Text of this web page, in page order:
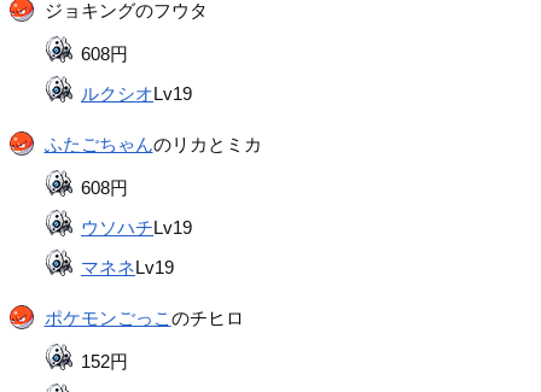
ジョキングのフウタ
608円
ルクシオLv19
ふたごちゃんのリカとミカ
608円
ウソハチLv19
マネネLv19
ポケモンごっこ のチヒロ
152円